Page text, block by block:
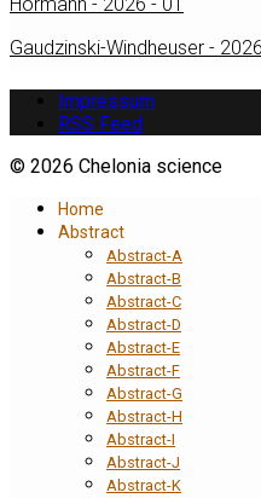
Gaudzinski-Windheuser -
Impressum
RSS Feed
© 2026 Chelonia science
Home
Abstract
Abstract-A
Abstract-B
Abstract-C
Abstract-D
Abstract-E
Abstract-F
Abstract-G
Abstract-H
Abstract-I
Abstract-J
Abstract-K